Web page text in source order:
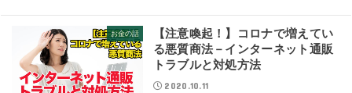
お金の話
【注意喚起！】コロナで増えてい
る悪質商法－インターネット通販
トラブルと対処方法
2020.10.11